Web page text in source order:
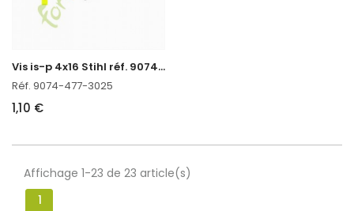
V
is is-p 4x16 Stihl réf. 9074-477-3025
Réf. 9074-477-3025
1,10 €
Affichage 1-23 de 23 article(s)
1